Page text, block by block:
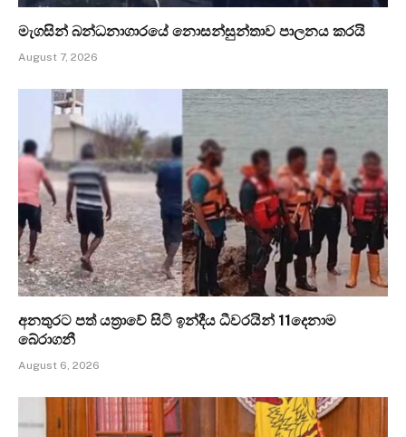
මැගසින් බන්ධනාගාරයේ නොසන්සුන්තාව පාලනය කරයි
August 7, 2026
අනතුරට පත් යත්‍රාවේ සිටි ඉන්දීය ධීවරයින් 11දෙනාම
බේරාගනී
August 6, 2026